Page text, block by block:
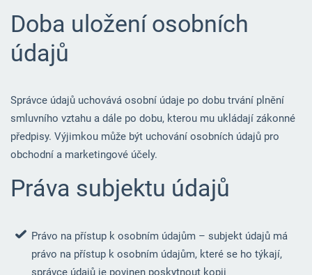
Doba uložení osobních
údajů
Správce údajů uchovává osobní údaje po dobu trvání plnění
smluvního vztahu a dále po dobu, kterou mu ukládají zákonné
předpisy. Výjimkou může být uchování osobních údajů pro
obchodní a marketingové účely.
Práva subjektu údajů
Právo na přístup k osobním údajům – subjekt údajů má
právo na přístup k osobním údajům, které se ho týkají,
správce údajů je povinen poskytnout kopii